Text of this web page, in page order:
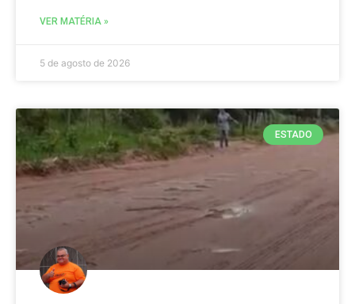
VER MATÉRIA »
5 de agosto de 2026
ESTADO